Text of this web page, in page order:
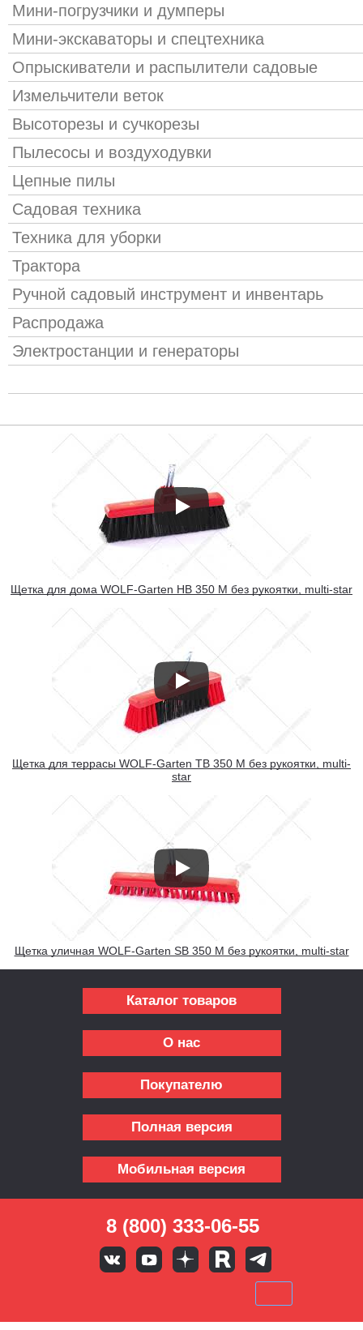
Мини-погрузчики и думперы
Мини-экскаваторы и спецтехника
Опрыскиватели и распылители садовые
Измельчители веток
Высоторезы и сучкорезы
Пылесосы и воздуходувки
Цепные пилы
Садовая техника
Техника для уборки
Трактора
Ручной садовый инструмент и инвентарь
Распродажа
Электростанции и генераторы
Щетка для дома WOLF-Garten HB 350 M без рукоятки, multi-star
Щетка для террасы WOLF-Garten TB 350 M без рукоятки, multi-
star
Щетка уличная WOLF-Garten SB 350 M без рукоятки, multi-star
Каталог товаров
О нас
Покупателю
Полная версия
Мобильная версия
8 (800) 333-06-55